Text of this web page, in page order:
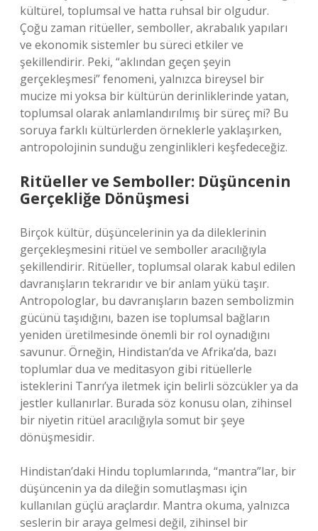
kültürel, toplumsal ve hatta ruhsal bir olgudur.
Çoğu zaman ritüeller, semboller, akrabalık yapıları
ve ekonomik sistemler bu süreci etkiler ve
şekillendirir. Peki, “aklından geçen şeyin
gerçekleşmesi” fenomeni, yalnızca bireysel bir
mucize mi yoksa bir kültürün derinliklerinde yatan,
toplumsal olarak anlamlandırılmış bir süreç mi? Bu
soruya farklı kültürlerden örneklerle yaklaşırken,
antropolojinin sunduğu zenginlikleri keşfedeceğiz.
Ritüeller ve Semboller: Düşüncenin
Gerçekliğe Dönüşmesi
Birçok kültür, düşüncelerinin ya da dileklerinin
gerçekleşmesini ritüel ve semboller aracılığıyla
şekillendirir. Ritüeller, toplumsal olarak kabul edilen
davranışların tekrarıdır ve bir anlam yükü taşır.
Antropologlar, bu davranışların bazen sembolizmin
gücünü taşıdığını, bazen ise toplumsal bağların
yeniden üretilmesinde önemli bir rol oynadığını
savunur. Örneğin, Hindistan’da ve Afrika’da, bazı
toplumlar dua ve meditasyon gibi ritüellerle
isteklerini Tanrı’ya iletmek için belirli sözcükler ya da
jestler kullanırlar. Burada söz konusu olan, zihinsel
bir niyetin ritüel aracılığıyla somut bir şeye
dönüşmesidir.
Hindistan’daki Hindu toplumlarında, “mantra”lar, bir
düşüncenin ya da dileğin somutlaşması için
kullanılan güçlü araçlardır. Mantra okuma, yalnızca
seslerin bir araya gelmesi değil, zihinsel bir